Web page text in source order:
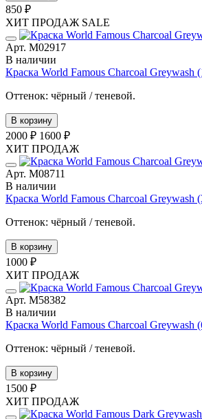
850 ₽
ХИТ ПРОДАЖ SALE
Арт. М02917
В наличии
Краска World Famous Charcoal Greywash
Оттенок: чёрный / теневой.
В корзину
2000 ₽ 1600 ₽
ХИТ ПРОДАЖ
Арт. М08711
В наличии
Краска World Famous Charcoal Greywash
Оттенок: чёрный / теневой.
В корзину
1000 ₽
ХИТ ПРОДАЖ
Арт. М58382
В наличии
Краска World Famous Charcoal Greywash
Оттенок: чёрный / теневой.
В корзину
1500 ₽
ХИТ ПРОДАЖ